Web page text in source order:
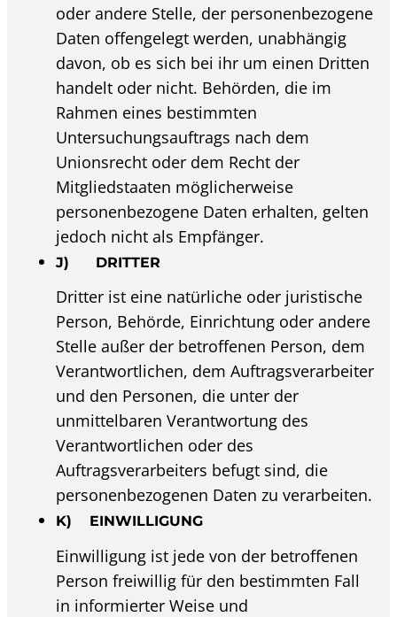
oder andere Stelle, der personenbezogene
Daten offengelegt werden, unabhängig
davon, ob es sich bei ihr um einen Dritten
handelt oder nicht. Behörden, die im
Rahmen eines bestimmten
Untersuchungsauftrags nach dem
Unionsrecht oder dem Recht der
Mitgliedstaaten möglicherweise
personenbezogene Daten erhalten, gelten
jedoch nicht als Empfänger.
J) DRITTER
Dritter ist eine natürliche oder juristische
Person, Behörde, Einrichtung oder andere
Stelle außer der betroffenen Person, dem
Verantwortlichen, dem Auftragsverarbeiter
und den Personen, die unter der
unmittelbaren Verantwortung des
Verantwortlichen oder des
Auftragsverarbeiters befugt sind, die
personenbezogenen Daten zu verarbeiten.
K) EINWILLIGUNG
Einwilligung ist jede von der betroffenen
Person freiwillig für den bestimmten Fall
in informierter Weise und